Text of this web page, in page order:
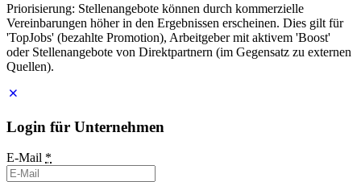
Priorisierung: Stellenangebote können durch kommerzielle
Vereinbarungen höher in den Ergebnissen erscheinen. Dies gilt für
'TopJobs' (bezahlte Promotion), Arbeitgeber mit aktivem 'Boost'
oder Stellenangebote von Direktpartnern (im Gegensatz zu externen
Quellen).
Login für Unternehmen
E-Mail *